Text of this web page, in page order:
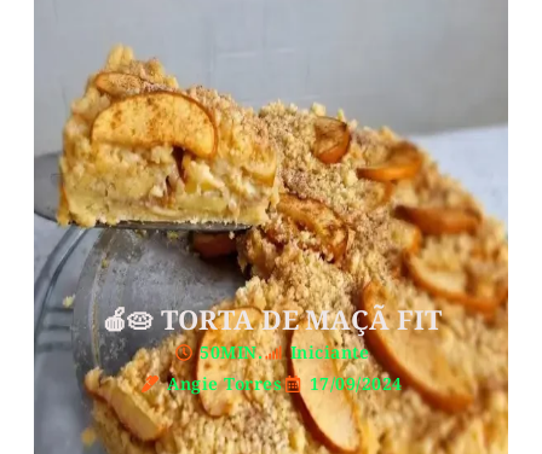
🍎🥧 TORTA DE MAÇÃ FIT
50MIN.
Iniciante
Angie Torres
17/09/2024